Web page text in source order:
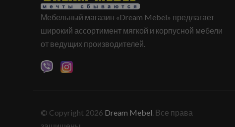
Мебельный магазин «Dream Mebel» предлагает
широкий ассортимент мягкой и корпусной мебели
от ведущих производителей.
© Copyright 2026 Dream Mebel. Все права